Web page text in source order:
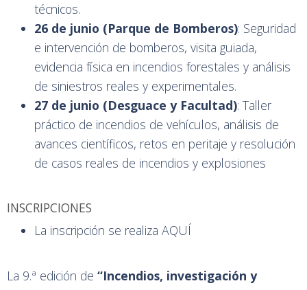
técnicos.
26 de junio (Parque de Bomberos): Seguridad
e intervención de bomberos, visita guiada,
evidencia física en incendios forestales y análisis
de siniestros reales y experimentales.
27 de junio (Desguace y Facultad): Taller
práctico de incendios de vehículos, análisis de
avances científicos, retos en peritaje y resolución
de casos reales de incendios y explosiones
INSCRIPCIONES
La inscripción se realiza AQUÍ
La 9.ª edición de “Incendios, investigación y